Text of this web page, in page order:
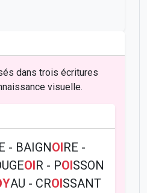
dans trois écritures
visuelle.
- BAIGNOIRE -
OIR - POISSON
AU - CROISSANT